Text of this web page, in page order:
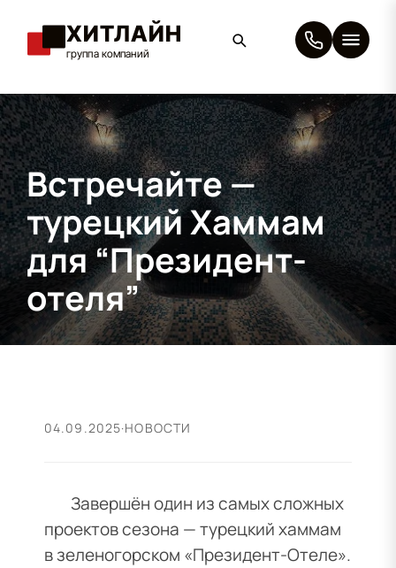
ХИТЛАЙН
группа компаний
×
Встречайте —
турецкий Хаммам
для “Президент-
отеля”
04.09.2025·НОВОСТИ
Завершён один из самых сложных
проектов сезона — турецкий хаммам
в зеленогорском «Президент-Отеле».